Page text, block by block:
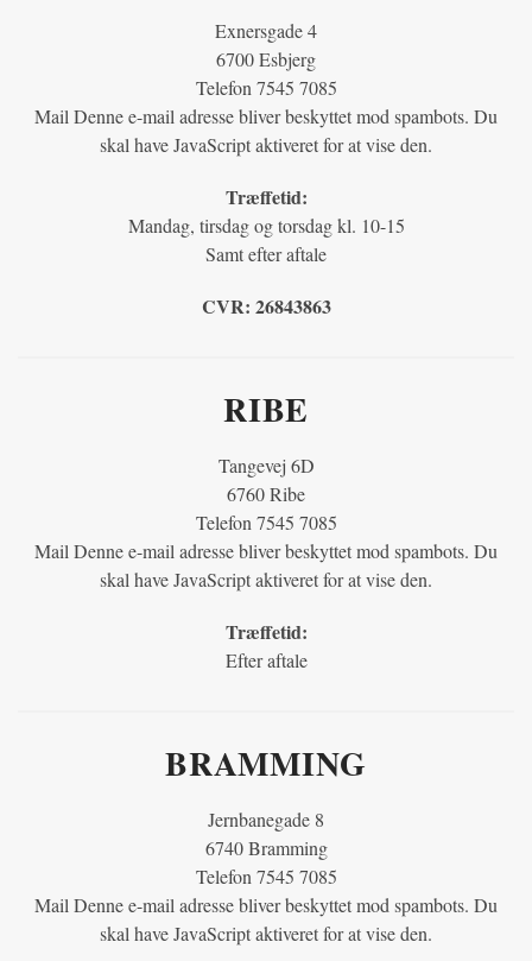
Exnersgade 4
6700 Esbjerg
Telefon 7545 7085
Mail Denne e-mail adresse bliver beskyttet mod spambots. Du
skal have JavaScript aktiveret for at vise den.
Træffetid:
Mandag, tirsdag og torsdag kl. 10-15
Samt efter aftale
CVR: 26843863
RIBE
Tangevej 6D
6760 Ribe
Telefon 7545 7085
Mail Denne e-mail adresse bliver beskyttet mod spambots. Du
skal have JavaScript aktiveret for at vise den.
Træffetid:
Efter aftale
BRAMMING
Jernbanegade 8
6740 Bramming
Telefon 7545 7085
Mail Denne e-mail adresse bliver beskyttet mod spambots. Du
skal have JavaScript aktiveret for at vise den.